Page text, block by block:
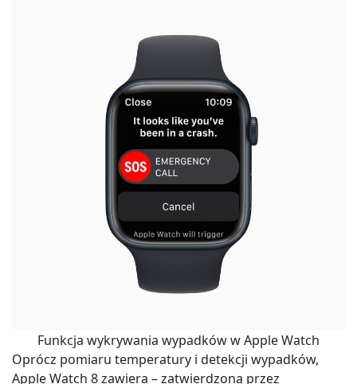
Funkcja wykrywania wypadków w Apple Watch
Oprócz pomiaru temperatury i detekcji wypadków,
Apple Watch 8 zawiera – zatwierdzoną przez